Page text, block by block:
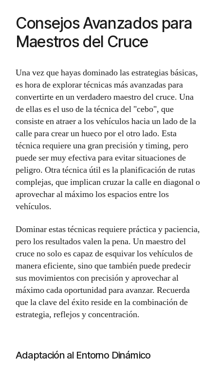
Consejos Avanzados para
Maestros del Cruce
Una vez que hayas dominado las estrategias básicas,
es hora de explorar técnicas más avanzadas para
convertirte en un verdadero maestro del cruce. Una
de ellas es el uso de la técnica del "cebo", que
consiste en atraer a los vehículos hacia un lado de la
calle para crear un hueco por el otro lado. Esta
técnica requiere una gran precisión y timing, pero
puede ser muy efectiva para evitar situaciones de
peligro. Otra técnica útil es la planificación de rutas
complejas, que implican cruzar la calle en diagonal o
aprovechar al máximo los espacios entre los
vehículos.
Dominar estas técnicas requiere práctica y paciencia,
pero los resultados valen la pena. Un maestro del
cruce no solo es capaz de esquivar los vehículos de
manera eficiente, sino que también puede predecir
sus movimientos con precisión y aprovechar al
máximo cada oportunidad para avanzar. Recuerda
que la clave del éxito reside en la combinación de
estrategia, reflejos y concentración.
Adaptación al Entorno Dinámico